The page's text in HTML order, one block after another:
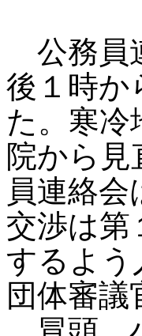
公務員
後１時か
た。寒冷
院から
員連絡
交渉は第
するよう
団体審